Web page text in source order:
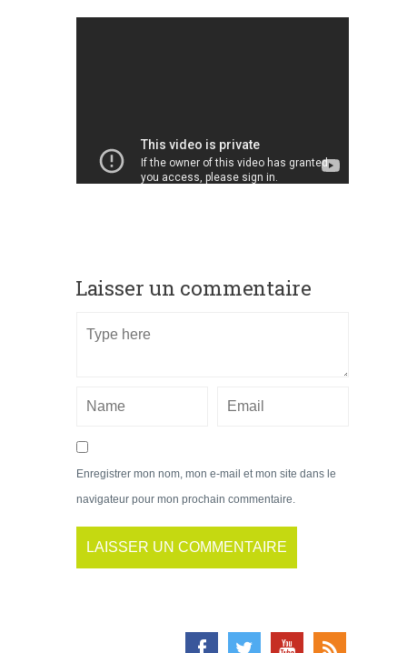
Laisser un commentaire
Enregistrer mon nom, mon e-mail et mon site dans le
navigateur pour mon prochain commentaire.